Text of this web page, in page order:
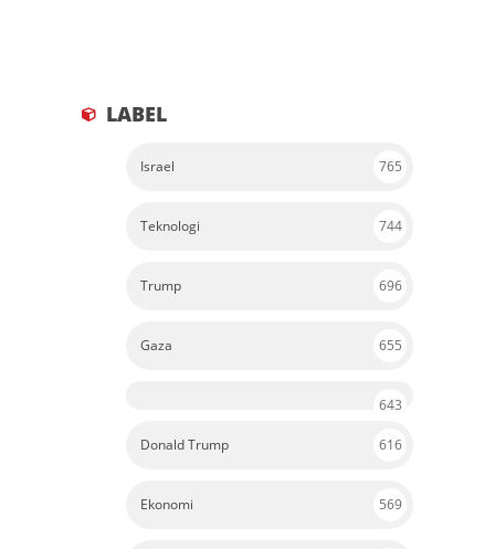
LABEL
Israel 765
Teknologi 744
Trump 696
Gaza 655
643
Donald Trump 616
Ekonomi 569